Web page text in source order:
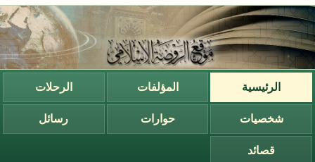
الرئيسية المؤلفات الرحلات
شخصيات حوارات رسائل
قصائد